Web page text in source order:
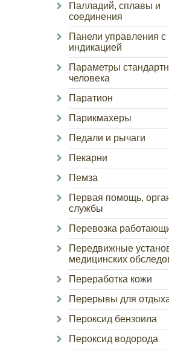
Палладий, сплавы и
соединения
Панели управления с
индикацией
Параметры
человека
Паратион
Парикмахеры
Педали и рычаги
Пекарни
Пемза
Первая помощь,
службы
Перевозка
Передвижные
медицинских
Переработка кожи
Перерывы для
Пероксид бензоила
Пероксид водорода